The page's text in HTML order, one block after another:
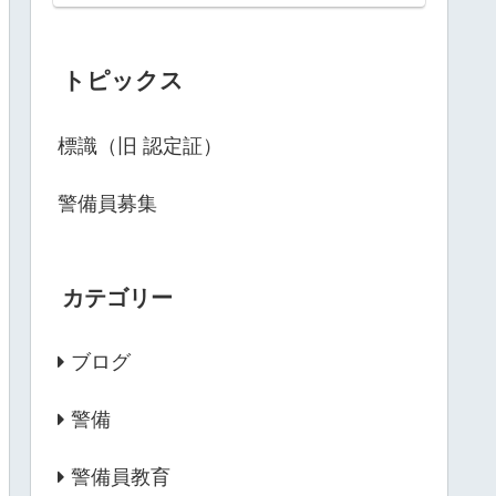
トピックス
標識（旧 認定証）
警備員募集
カテゴリー
ブログ
警備
警備員教育